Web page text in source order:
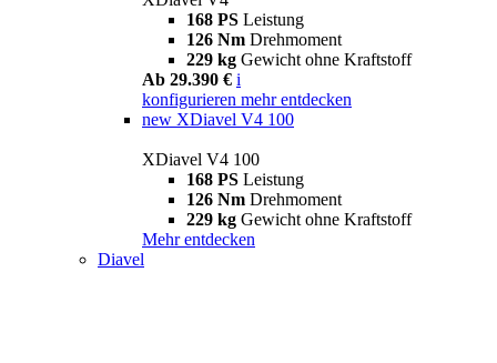
168 PS Leistung
126 Nm Drehmoment
229 kg Gewicht ohne Kraftstoff
Ab 29.390 € i
konfigurieren mehr entdecken
new XDiavel V4 100
XDiavel V4 100
168 PS Leistung
126 Nm Drehmoment
229 kg Gewicht ohne Kraftstoff
Mehr entdecken
Diavel